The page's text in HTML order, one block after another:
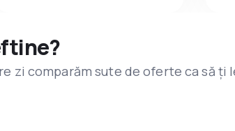
zi comparăm sute de oferte ca să ți